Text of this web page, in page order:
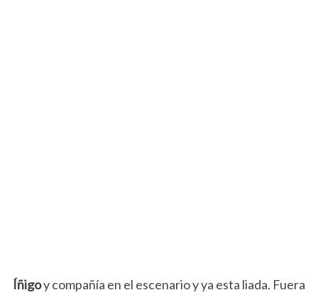
Íñigoy compañía en el escenario y ya esta liada. Fuera